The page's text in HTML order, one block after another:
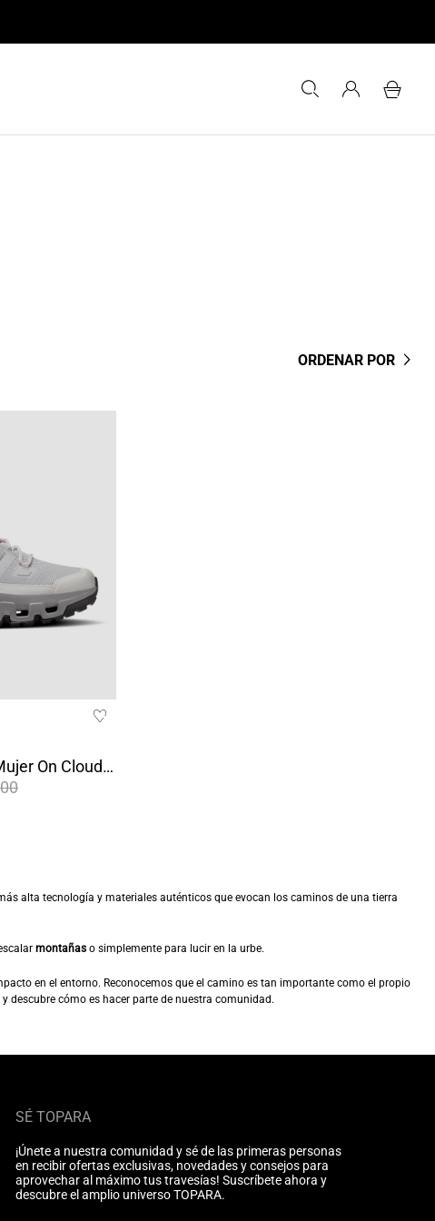
ORDENAR POR
Botas Impermeables Mujer On Cloudrock Mid WP Gris/Blanco
alta tecnología y materiales auténticos que evocan los caminos de una tierra
montañas o simplemente para lucir en la urbe.
en el entorno. Reconocemos que el camino es tan importante como el propio
descubre cómo es hacer parte de nuestra comunidad.
SÉ TOPARA
¡Únete a nuestra comunidad y sé de las primeras personas
en recibir ofertas exclusivas, novedades y consejos para
aprovechar al máximo tus travesías! Suscríbete ahora y
descubre el amplio universo TOPARA.